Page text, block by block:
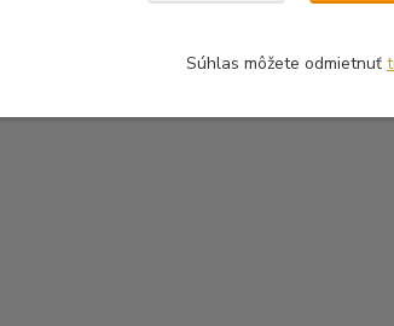
Súhlas môžete odmietnuť